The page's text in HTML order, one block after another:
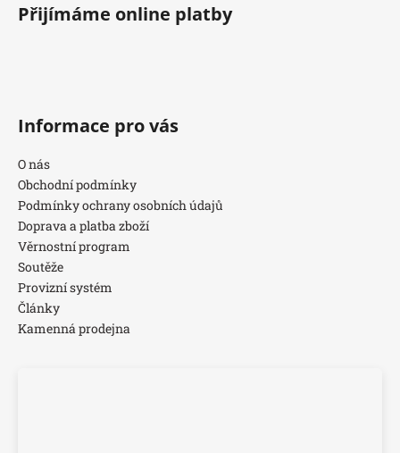
Přijímáme online platby
Informace pro vás
O nás
Obchodní podmínky
Podmínky ochrany osobních údajů
Doprava a platba zboží
Věrnostní program
Soutěže
Provizní systém
Články
Kamenná prodejna